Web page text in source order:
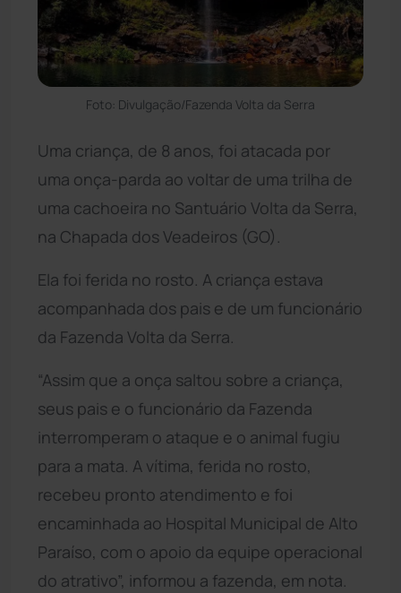
Foto: Divulgação/Fazenda Volta da Serra
Uma criança, de 8 anos, foi atacada por
uma onça-parda ao voltar de uma trilha de
uma cachoeira no Santuário Volta da Serra,
na Chapada dos Veadeiros (GO).
Ela foi ferida no rosto. A criança estava
acompanhada dos pais e de um funcionário
da Fazenda Volta da Serra.
“Assim que a onça saltou sobre a criança,
seus pais e o funcionário da Fazenda
interromperam o ataque e o animal fugiu
para a mata. A vítima, ferida no rosto,
recebeu pronto atendimento e foi
encaminhada ao Hospital Municipal de Alto
Paraíso, com o apoio da equipe operacional
do atrativo”, informou a fazenda, em nota.